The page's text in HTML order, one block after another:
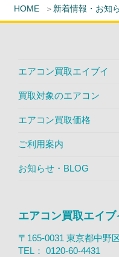
HOME 新着情報・お知
エアコン買取エイブイ
買取対象のエアコン
エアコン買取価格
ご利用案内
お知らせ・BLOG
エアコン買取エイブ
〒165-0031 東京都中野
TEL： 0120-60-4431